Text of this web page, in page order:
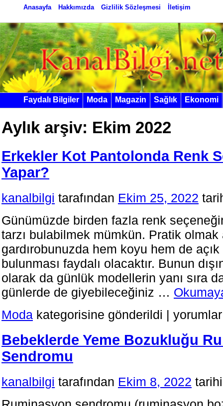
Anasayfa Hakkımızda Gizlilik Sözleşmesi İletişim
Faydalı Bilgiler Moda Magazin Sağlık Ekonomi
Aylık arşiv: Ekim 2022
Erkekler Kot Pantolonda Renk
Yapar?
kanalbilgi tarafından Ekim 25, 2022
Günümüzde birden fazla renk
tarzı bulabilmek mümkün. Pratik olmak
gardırobunuzda hem koyu hem de açık
bulunması faydalı olacaktır. Bunun
olarak da günlük modellerin yanı sıra
günlerde de giyebileceğiniz …
Moda kategorisine gönderildi | Erkekler
Kot
Renk
Seçimi
Bebeklerde Yeme Bozukluğu
Sendromu
kanalbilgi tarafından Ekim 8, 2022